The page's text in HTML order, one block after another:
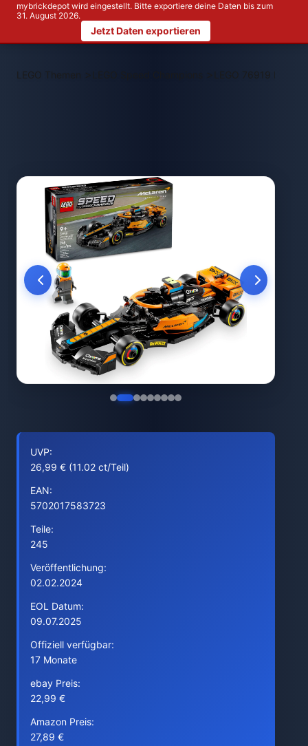
mybrickdepot wird eingestellt. Bitte exportiere deine Daten bis zum
31. August 2026.
Jetzt Daten exportieren
LEGO Themen > > LEGO 76919
UVP:
26,99 € (11.02 ct/Teil)
EAN:
5702017583723
Teile:
245
Veröffentlichung:
02.02.2024
EOL Datum:
09.07.2025
Offiziell verfügbar:
17 Monate
ebay Preis:
22,99 €
Amazon Preis:
27,89 €